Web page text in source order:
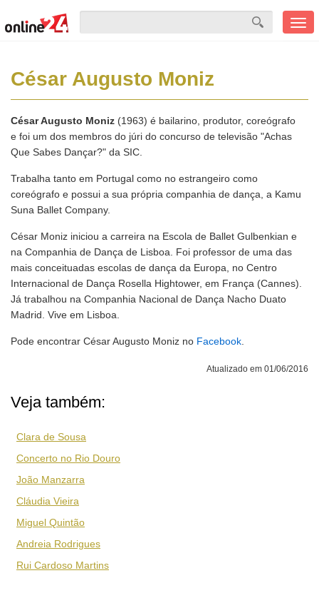
César Augusto Moniz
César Augusto Moniz (1963) é bailarino, produtor, coreógrafo
e foi um dos membros do júri do concurso de televisão "Achas
Que Sabes Dançar?" da SIC.
Trabalha tanto em Portugal como no estrangeiro como
coreógrafo e possui a sua própria companhia de dança, a Kamu
Suna Ballet Company.
César Moniz iniciou a carreira na Escola de Ballet Gulbenkian e
na Companhia de Dança de Lisboa. Foi professor de uma das
mais conceituadas escolas de dança da Europa, no Centro
Internacional de Dança Rosella Hightower, em França (Cannes).
Já trabalhou na Companhia Nacional de Dança Nacho Duato
Madrid. Vive em Lisboa.
Pode encontrar César Augusto Moniz no Facebook
Atualizado em 01/06/2016
Veja também:
Clara de Sousa
Concerto no Rio Douro
João Manzarra
Cláudia Vieira
Miguel Quintão
Andreia Rodrigues
Rui Cardoso Martins